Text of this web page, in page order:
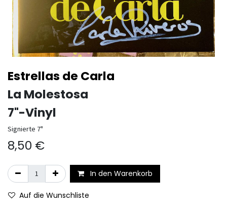
Estrellas de Carla
La Molestosa
7"-Vinyl
Signierte 7"
8,50 €
In den Warenkorb
Auf die Wunschliste